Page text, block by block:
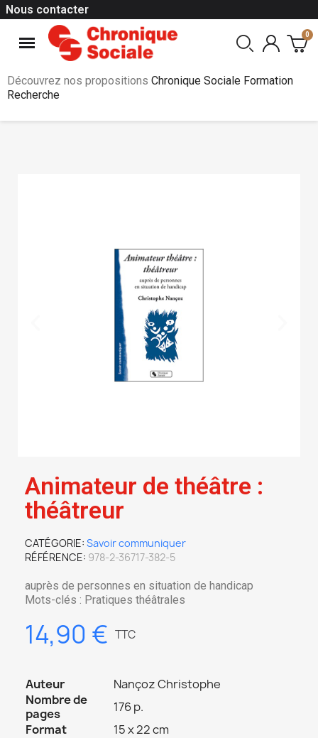
Nous contacter
Découvrez nos propositions Chronique Sociale Formation
Recherche
Animateur de théâtre :
théâtreur
CATÉGORIE Savoir communiquer
RÉFÉRENCE 978-2-36717-382-5
auprès de personnes en situation de handicap
Mots-clés : Pratiques théâtrales
14,90 € TTC
Auteur
Nançoz Christophe
Nombre de
pages
176 p.
Format
15 x 22 cm